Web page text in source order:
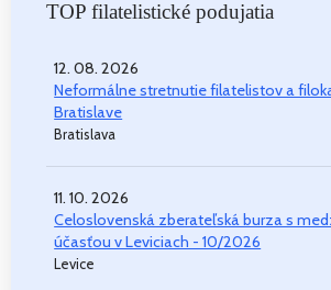
TOP filatelistické podujatia
12. 08. 2026
Neformálne stretnutie filatelistov a
Bratislave
Bratislava
11. 10. 2026
Celoslovenská zberateľská burza s
účasťou v Leviciach - 10/2026
Levice